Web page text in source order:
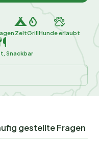
ZeltGrillHunde erlaubt
Snackbar
gestellte Fragen